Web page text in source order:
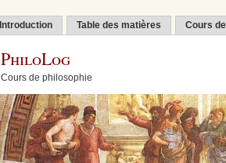
Introduction Table des matières Cours
PhiloLog
Cours de philosophie